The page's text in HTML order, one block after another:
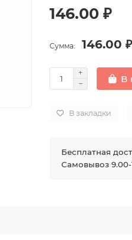
146.00 ₽
Сумма: 146.00 ₽
В
В закладки
Бесплатная
Самовывоз 9.00-